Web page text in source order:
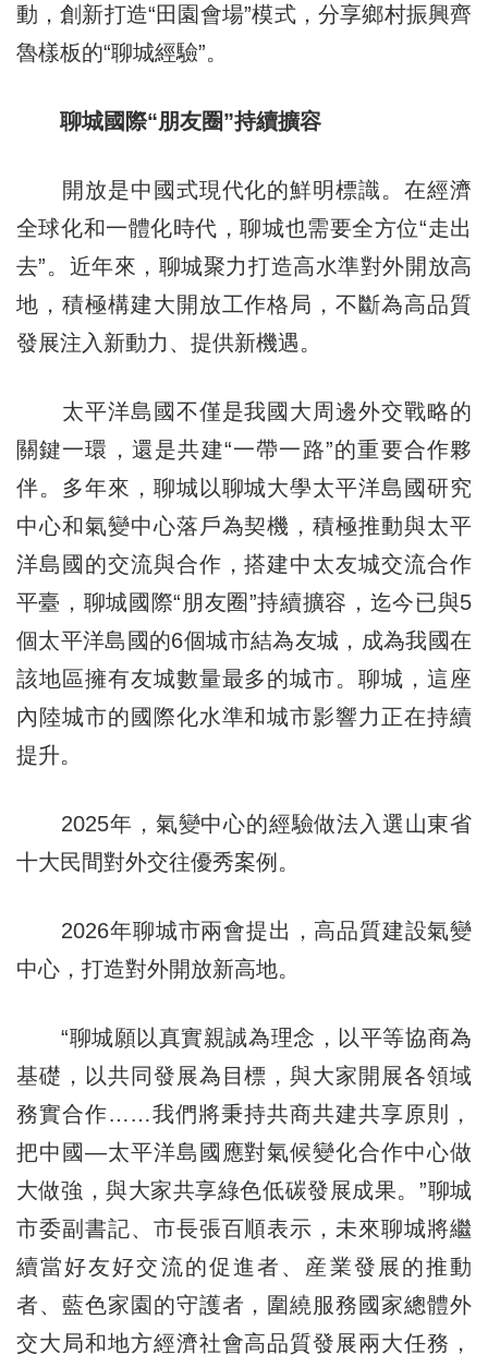
動，創新打造“田園會場”模式，分享鄉村振興齊
魯樣板的“聊城經驗”。
聊城國際“朋友圈”持續擴容
開放是中國式現代化的鮮明標識。在經濟
全球化和一體化時代，聊城也需要全方位“走出
去”。近年來，聊城聚力打造高水準對外開放高
地，積極構建大開放工作格局，不斷為高品質
發展注入新動力、提供新機遇。
太平洋島國不僅是我國大周邊外交戰略的
關鍵一環，還是共建“一帶一路”的重要合作夥
伴。多年來，聊城以聊城大學太平洋島國研究
中心和氣變中心落戶為契機，積極推動與太平
洋島國的交流與合作，搭建中太友城交流合作
平臺，聊城國際“朋友圈”持續擴容，迄今已與5
個太平洋島國的6個城市結為友城，成為我國在
該地區擁有友城數量最多的城市。聊城，這座
內陸城市的國際化水準和城市影響力正在持續
提升。
2025年，氣變中心的經驗做法入選山東省
十大民間對外交往優秀案例。
2026年聊城市兩會提出，高品質建設氣變
中心，打造對外開放新高地。
“聊城願以真實親誠為理念，以平等協商為
基礎，以共同發展為目標，與大家開展各領域
務實合作……我們將秉持共商共建共享原則，
把中國—太平洋島國應對氣候變化合作中心做
大做強，與大家共享綠色低碳發展成果。”聊城
市委副書記、市長張百順表示，未來聊城將繼
續當好友好交流的促進者、産業發展的推動
者、藍色家園的守護者，圍繞服務國家總體外
交大局和地方經濟社會高品質發展兩大任務，